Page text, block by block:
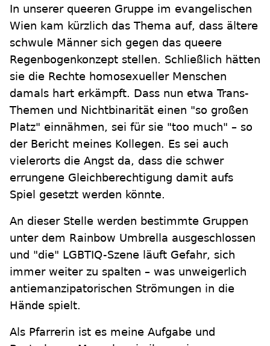
In unserer queeren Gruppe im evangelischen
Wien kam kürzlich das Thema auf, dass ältere
schwule Männer sich gegen das queere
Regenbogenkonzept stellen. Schließlich hätten
sie die Rechte homosexueller Menschen
damals hart erkämpft. Dass nun etwa Trans-
Themen und Nichtbinarität einen "so großen
Platz" einnähmen, sei für sie "too much" – so
der Bericht meines Kollegen. Es sei auch
vielerorts die Angst da, dass die schwer
errungene Gleichberechtigung damit aufs
Spiel gesetzt werden könnte.
An dieser Stelle werden bestimmte Gruppen
unter dem Rainbow Umbrella ausgeschlossen
und "die" LGBTIQ-Szene läuft Gefahr, sich
immer weiter zu spalten – was unweigerlich
antiemanzipatorischen Strömungen in die
Hände spielt.
Als Pfarrerin ist es meine Aufgabe und